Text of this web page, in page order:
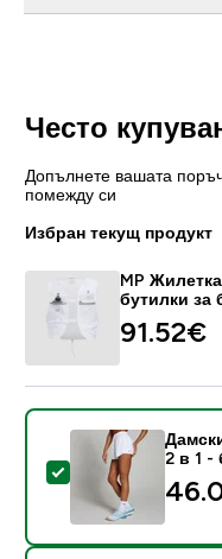
Често
Допълнете вашата
помежду си
Избран текущ продукт
MP
бутилки за
91.52€‎
Select this
2 в 1 -